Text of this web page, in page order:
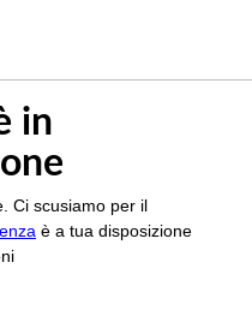
in
Ci scusiamo per il
è a tua disposizione